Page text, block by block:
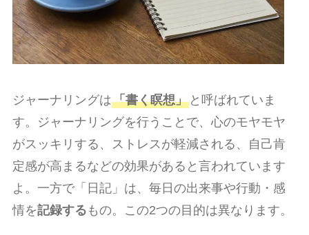
ジャーナリングは「書く瞑想」と呼ばれていま
す。ジャーナリングを行うことで、心のモヤモヤ
がスッキリする、ストレスが軽減される、自己肯
定感が高まるなどの効果があると言われています
よ。一方で「日記」は、毎日の出来事や行動・感
情を記録する もの。この2つの目的は異なります。